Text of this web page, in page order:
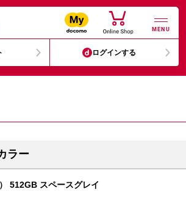
MENU
ログインする
ラー
512GB スペースグレイ